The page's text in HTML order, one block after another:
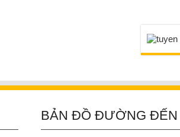
BẢN ĐỒ ĐƯỜNG ĐẾN